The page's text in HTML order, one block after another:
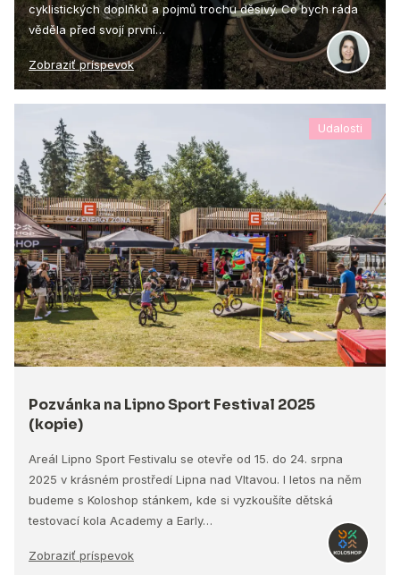
cyklistických doplňků a pojmů trochu děsivý. Co bych ráda
věděla před svojí první…
Zobraziť príspevok
Udalosti
Pozvánka na Lipno Sport Festival 2025
(kopie)
Areál Lipno Sport Festivalu se otevře od 15. do 24. srpna
2025 v krásném prostředí Lipna nad Vltavou. I letos na něm
budeme s Koloshop stánkem, kde si vyzkoušíte dětská
testovací kola Academy a Early…
Zobraziť príspevok